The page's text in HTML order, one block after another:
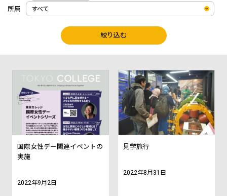
所属
絞り込む
国際女性デー関連イベントの
実施
2022年9月2日
見学旅行
2022年8月31日